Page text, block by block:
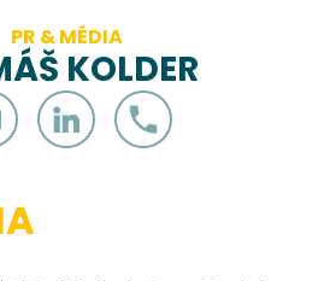
PR & MÉDIA
KOLDER